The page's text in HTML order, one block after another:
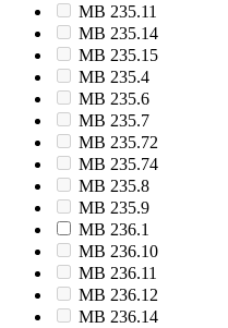
MB 235.11
MB 235.14
MB 235.15
MB 235.4
MB 235.6
MB 235.7
MB 235.72
MB 235.74
MB 235.8
MB 235.9
MB 236.1
MB 236.10
MB 236.11
MB 236.12
MB 236.14